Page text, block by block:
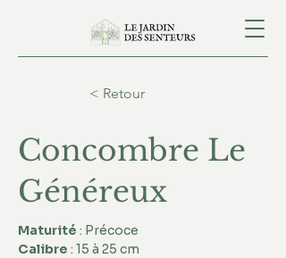
< Retour
Concombre Le
Généreux
Maturité : Précoce
Calibre : 15 à 25 cm